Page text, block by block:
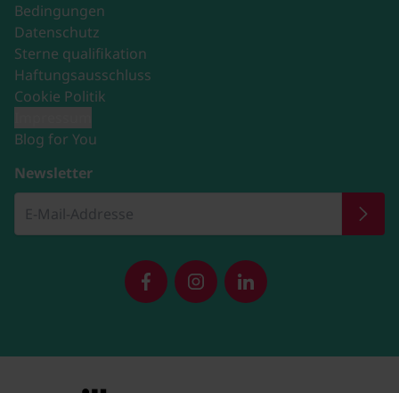
Bedingungen
Datenschutz
Sterne qualifikation
Haftungsausschluss
Cookie Politik
Blog for You
Newsletter